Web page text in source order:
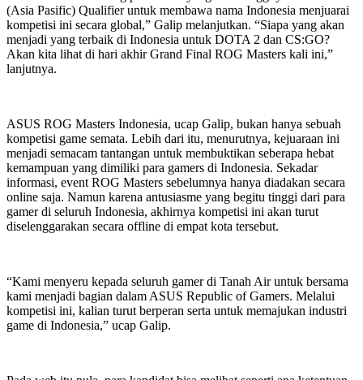
(Asia Pasific) Qualifier untuk membawa nama Indonesia menjuarai
kompetisi ini secara global,” Galip melanjutkan. “Siapa yang akan
menjadi yang terbaik di Indonesia untuk DOTA 2 dan CS:GO?
Akan kita lihat di hari akhir Grand Final ROG Masters kali ini,”
lanjutnya.
ASUS ROG Masters Indonesia, ucap Galip, bukan hanya sebuah
kompetisi game semata. Lebih dari itu, menurutnya, kejuaraan ini
menjadi semacam tantangan untuk membuktikan seberapa hebat
kemampuan yang dimiliki para gamers di Indonesia. Sekadar
informasi, event ROG Masters sebelumnya hanya diadakan secara
online saja. Namun karena antusiasme yang begitu tinggi dari para
gamer di seluruh Indonesia, akhirnya kompetisi ini akan turut
diselenggarakan secara offline di empat kota tersebut.
“Kami menyeru kepada seluruh gamer di Tanah Air untuk bersama
kami menjadi bagian dalam ASUS Republic of Gamers. Melalui
kompetisi ini, kalian turut berperan serta untuk memajukan industri
game di Indonesia,” ucap Galip.